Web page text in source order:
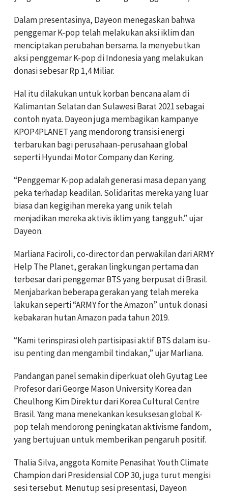
Dalam presentasinya, Dayeon menegaskan bahwa
penggemar K-pop telah melakukan aksi iklim dan
menciptakan perubahan bersama. Ia menyebutkan
aksi penggemar K-pop di Indonesia yang melakukan
donasi sebesar Rp 1,4 Miliar.
Hal itu dilakukan untuk korban bencana alam di
Kalimantan Selatan dan Sulawesi Barat 2021 sebagai
contoh nyata. Dayeon juga membagikan kampanye
KPOP4PLANET yang mendorong transisi energi
terbarukan bagi perusahaan-perusahaan global
seperti Hyundai Motor Company dan Kering.
“Penggemar K-pop adalah generasi masa depan yang
peka terhadap keadilan. Solidaritas mereka yang luar
biasa dan kegigihan mereka yang unik telah
menjadikan mereka aktivis iklim yang tangguh.” ujar
Dayeon.
Marliana Faciroli, co-director dan perwakilan dari ARMY
Help The Planet, gerakan lingkungan pertama dan
terbesar dari penggemar BTS yang berpusat di Brasil.
Menjabarkan beberapa gerakan yang telah mereka
lakukan seperti “ARMY for the Amazon” untuk donasi
kebakaran hutan Amazon pada tahun 2019.
“Kami terinspirasi oleh partisipasi aktif BTS dalam isu-
isu penting dan mengambil tindakan,” ujar Marliana.
Pandangan panel semakin diperkuat oleh Gyutag Lee
Profesor dari George Mason University Korea dan
Cheulhong Kim Direktur dari Korea Cultural Centre
Brasil. Yang mana menekankan kesuksesan global K-
pop telah mendorong peningkatan aktivisme fandom,
yang bertujuan untuk memberikan pengaruh positif.
Thalia Silva, anggota Komite Penasihat Youth Climate
Champion dari Presidensial COP 30, juga turut mengisi
sesi tersebut. Menutup sesi presentasi, Dayeon